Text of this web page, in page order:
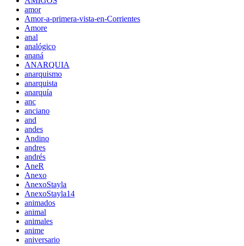
amor
Amor-a-primera-vista-en-Corrientes
Amore
anal
analógico
ananá
ANARQUIA
anarquismo
anarquista
anarquía
anc
anciano
and
andes
Andino
andres
andrés
AneR
Anexo
AnexoStayla
AnexoStayla14
animados
animal
animales
anime
aniversario